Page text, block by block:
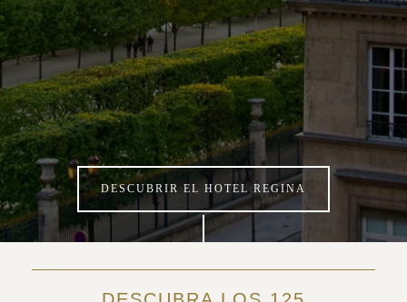
DESCUBRIR EL HOTEL REGINA